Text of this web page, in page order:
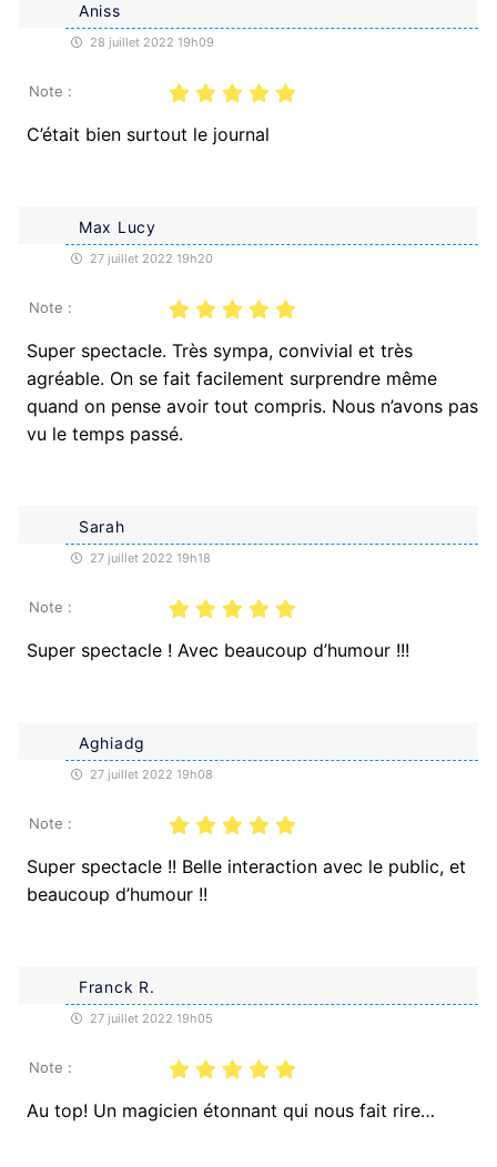
Aniss
28 juillet 2022 19h09
Note :
C’était bien surtout le journal
Max Lucy
27 juillet 2022 19h20
Note :
Super spectacle. Très sympa, convivial et très
agréable. On se fait facilement surprendre même
quand on pense avoir tout compris. Nous n’avons pas
vu le temps passé.
Sarah
27 juillet 2022 19h18
Note :
Super spectacle ! Avec beaucoup d’humour !!!
Aghiadg
27 juillet 2022 19h08
Note :
Super spectacle !! Belle interaction avec le public, et
beaucoup d’humour !!
Franck R.
27 juillet 2022 19h05
Note :
Au top! Un magicien étonnant qui nous fait rire…